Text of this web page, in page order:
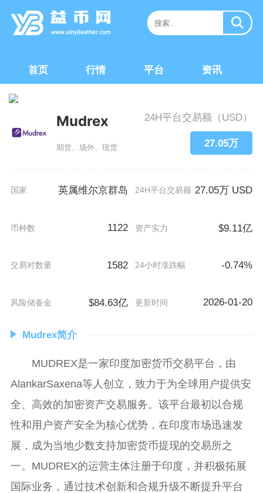
首页 行情 平台 资讯
Mudrex
期货、场外、现货
24H平台交易额（USD）
27.05万
国家 英属维尔京群岛 24H平台交易额 27.05万 USD
币种数 1122 资产实力 $9.11亿
交易对数量 1582 24小时涨跌幅 -0.74%
风险储备金 $84.63亿 更新时间 2026-01-20
Mudrex简介
MUDREX是一家印度加密货币交易平台，由
AlankarSaxena等人创立，致力于为全球用户提供安
全、高效的加密资产交易服务。该平台最初以合规
性和用户资产安全为核心优势，在印度市场迅速发
展，成为当地少数支持加密货币提现的交易所之
一。MUDREX的运营主体注册于印度，并积极拓展
国际业务，通过技术创新和合规升级不断提升平台